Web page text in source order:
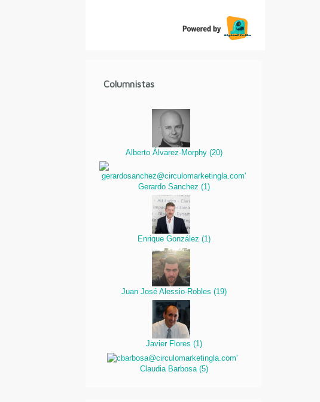
Columnistas
Alberto Álvarez-Morphy (20)
Gerardo Sanchez (1)
Enrique González (1)
Juan José Alessio-Robles (19)
Javier Flores (1 )
Claudia Barbosa (5)